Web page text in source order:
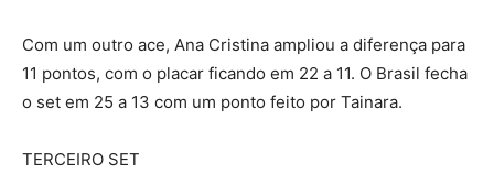
Com um outro ace, Ana Cristina ampliou a diferença para
11 pontos, com o placar ficando em 22 a 11. O Brasil fecha
o set em 25 a 13 com um ponto feito por Tainara.
TERCEIRO SET